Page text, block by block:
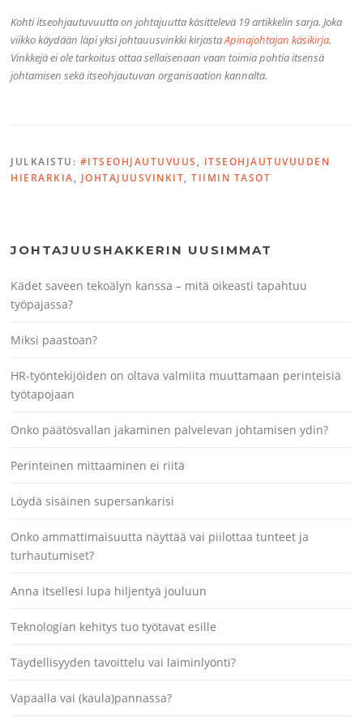
Kohti itseohjautuvuutta on johtajuutta käsittelevä 19 artikkelin sarja. Joka
viikko käydään läpi yksi johtauusvinkki kirjastaApinajohtajan käsikirja.
Vinkkejä ei ole tarkoitus ottaa sellaisenaan vaan toimia pohtia itsensä
johtamisen sekä itseohjautuvan organisaation kannalta.
JULKAISTU: #ITSEOHJAUTUVUUS , ITSEOHJAUTUVUUDEN
HIERARKIA, JOHTAJUUSVINKIT,TIIMIN TASOT
JOHTAJUUSHAKKERIN UUSIMMAT
Kädet saveen tekoälyn kanssa – mitä oikeasti tapahtuu
työpajassa?
Miksi paastoan?
HR-työntekijöiden on oltava valmiita muuttamaan perinteisiä
työtapojaan
Onko päätösvallan jakaminen palvelevan johtamisen ydin?
Perinteinen mittaaminen ei riitä
Löydä sisäinen supersankarisi
Onko ammattimaisuutta näyttää vai piilottaa tunteet ja
turhautumiset?
Anna itsellesi lupa hiljentyä jouluun
Teknologian kehitys tuo työtavat esille
Täydellisyyden tavoittelu vai laiminlyönti?
Vapaalla vai (kaula)pannassa?